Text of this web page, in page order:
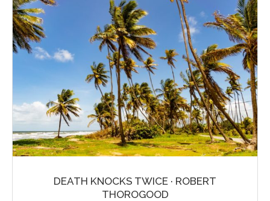
DEATH KNOCKS TWICE · ROBERT
THOROGOOD